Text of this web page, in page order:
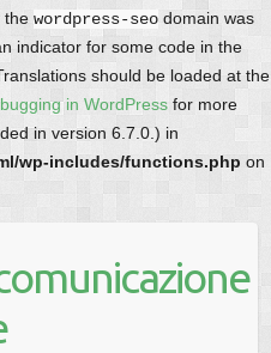
the wordpress-seo domain was
indicator for some code in the
should be loaded at the
in WordPress for more
in version 6.7.0.) in
wp-includes/functions.php on